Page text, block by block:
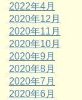
2022年4月
2020年12月
2020年11月
2020年10月
2020年9月
2020年8月
2020年7月
2020年6月